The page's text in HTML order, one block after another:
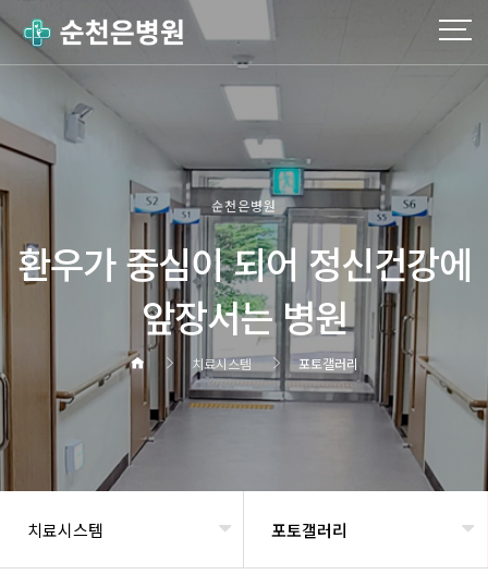
순천은병원
환우가 중심이 되어 정신건강에
앞장서는 병원
치료시스템 포토갤러리
치료시스템 포토갤러리